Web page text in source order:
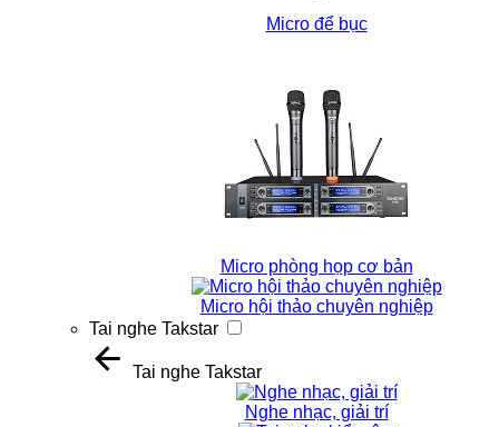
Micro để bục
Micro phòng họp cơ bản
Micro hội thảo chuyên nghiệp
Tai nghe Takstar
Tai nghe Takstar
Nghe nhạc, giải trí